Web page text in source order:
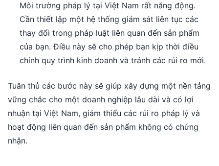
Môi trường pháp lý tại Việt Nam rất năng động.
Cần thiết lập một hệ thống giám sát liên tục các
thay đổi trong pháp luật liên quan đến sản phẩm
của bạn. Điều này sẽ cho phép bạn kịp thời điều
chỉnh quy trình kinh doanh và tránh các rủi ro mới.
Tuân thủ các bước này sẽ giúp xây dựng một nền tảng
vững chắc cho một doanh nghiệp lâu dài và có lợi
nhuận tại Việt Nam, giảm thiểu các rủi ro pháp lý và
hoạt động liên quan đến sản phẩm không có chứng
nhận.